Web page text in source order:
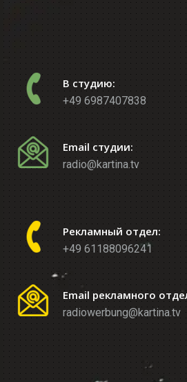
В студию:
+49 6987407838
Email студии:
radio@kartina.tv
Рекламный отдел:
+49 61188096241
Email рекламного
radiowerbung@kartina.tv